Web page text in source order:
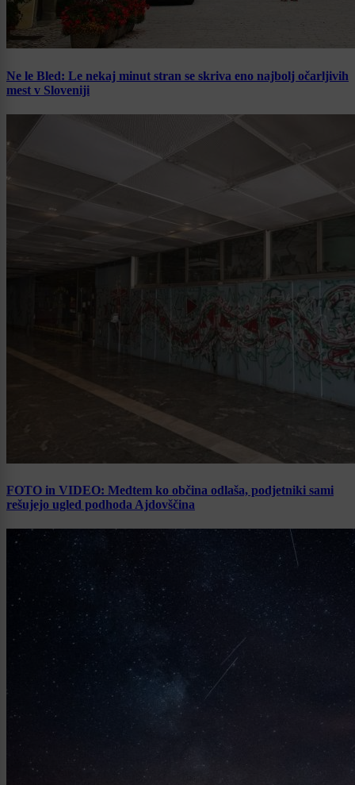
Ne le Bled: Le nekaj minut stran se skriva eno najbolj očarljivih
mest v Sloveniji
FOTO in VIDEO: Medtem ko občina odlaša, podjetniki sami
rešujejo ugled podhoda Ajdovščina